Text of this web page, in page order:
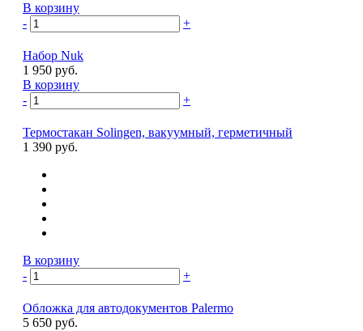
В корзину
-
+
Набор Nuk
1 950 руб.
В корзину
-
+
Термостакан Solingen, вакуумный, герметичный
1 390 руб.
В корзину
-
+
Обложка для автодокументов Palermo
5 650 руб.